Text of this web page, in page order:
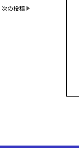
次の投稿